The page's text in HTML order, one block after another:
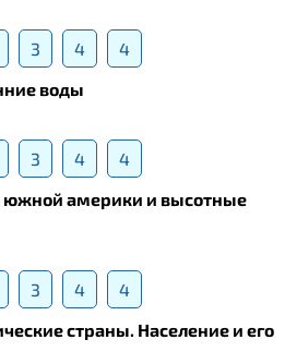
3 4
4
воды
3 4
4
южной америки и высотные
3 4
4
страны. Население и его